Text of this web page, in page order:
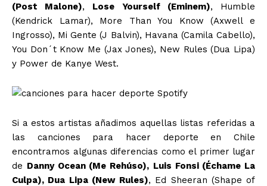
(Post Malone), Lose Yourself (Eminem), Humble
(Kendrick Lamar), More Than You Know (Axwell e
Ingrosso), Mi Gente (J Balvin), Havana (Camila Cabello),
You Don´t Know Me (Jax Jones), New Rules (Dua Lipa)
y Power de Kanye West.
Si a estos artistas añadimos aquellas listas referidas a
las canciones para hacer deporte en Chile
encontramos algunas diferencias como el primer lugar
de Danny Ocean (Me Rehúso), Luis Fonsi (Échame La
Culpa), Dua Lipa (New Rules), Ed Sheeran (Shape of